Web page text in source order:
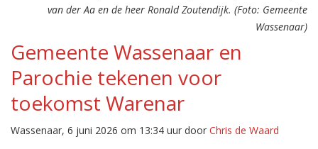
van der Aa en de heer Ronald Zoutendijk. (Foto: Gemeente
Wassenaar)
Gemeente Wassenaar en
Parochie tekenen voor
toekomst Warenar
Wassenaar, 6 juni 2026 om 13:34 uur door Chris de Waard